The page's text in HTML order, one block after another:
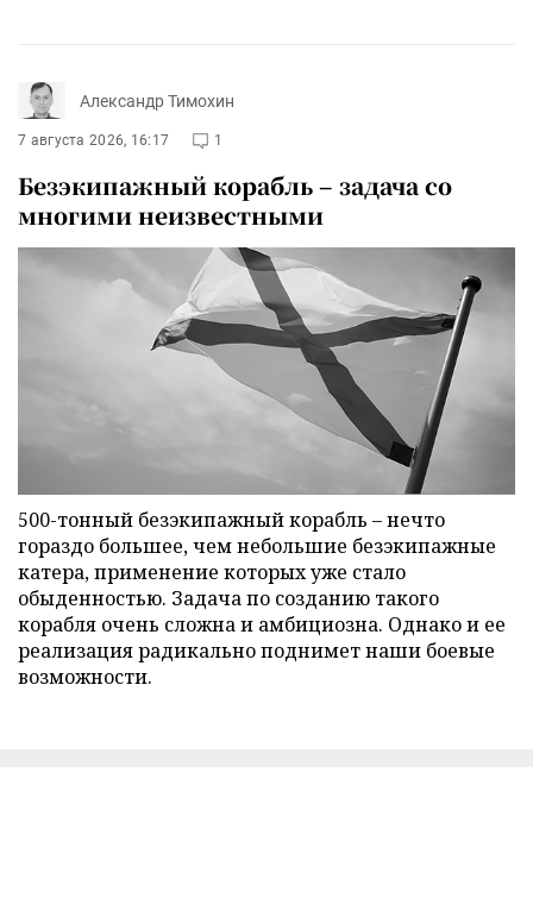
Александр Тимохин
7 августа 2026, 16:17 1
Безэкипажный корабль – задача со
многими неизвестными
500-тонный безэкипажный корабль – нечто
гораздо большее, чем небольшие безэкипажные
катера, применение которых уже стало
обыденностью. Задача по созданию такого
корабля очень сложна и амбициозна. Однако и ее
реализация радикально поднимет наши боевые
возможности.